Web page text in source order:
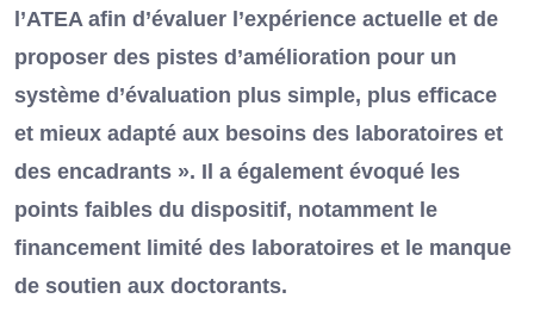
l’ATEA afin d’évaluer l’expérience actuelle et de
proposer des pistes d’amélioration pour un
système d’évaluation plus simple, plus efficace
et mieux adapté aux besoins des laboratoires et
des encadrants ». Il a également évoqué les
points faibles du dispositif, notamment le
financement limité des laboratoires et le manque
de soutien aux doctorants.